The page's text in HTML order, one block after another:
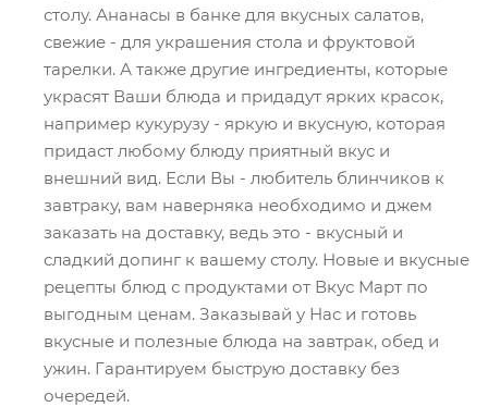
столу. Ананасы в банке для вкусных салатов,
свежие - для украшения стола и фруктовой
тарелки. А также другие ингредиенты, которые
украсят Ваши блюда и придадут ярких красок,
например кукурузу - яркую и вкусную, которая
придаст любому блюду приятный вкус и
внешний вид. Если Вы - любитель блинчиков к
завтраку, вам наверняка необходимо и джем
заказать на доставку, ведь это - вкусный и
сладкий допинг к вашему столу. Новые и вкусные
рецепты блюд с продуктами от Вкус Март по
выгодным ценам. Заказывай у Нас и готовь
вкусные и полезные блюда на завтрак, обед и
ужин. Гарантируем быструю доставку без
очередей.